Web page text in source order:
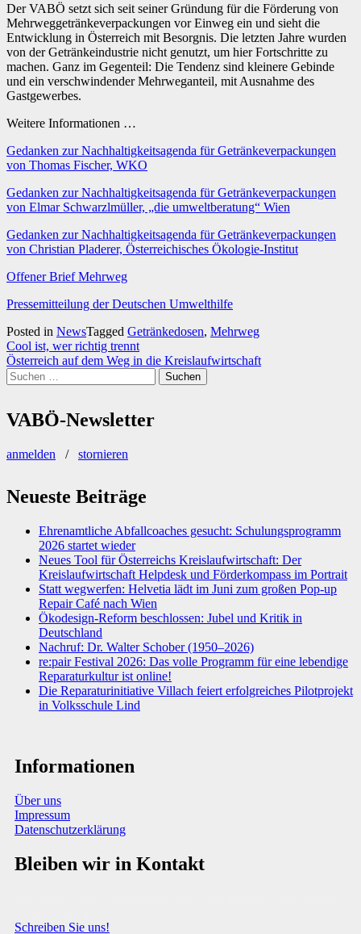
Der VABÖ setzt sich seit seiner Gründung für die Förderung von
Mehrweggetränkeverpackungen vor Einweg ein und sieht die
Entwicklung in Österreich mit Besorgnis. Die letzten Jahre wurden
von der Getränkeindustrie nicht genutzt, um hier Fortschritte zu
machen. Ganz im Gegenteil: Die Tendenz sind kleinere Gebinde
und ein verschwindender Mehrweganteil, mit Ausnahme des
Gastgewerbes.
Weitere Informationen …
Gedanken zur Nachhaltigkeitsagenda für Getränkeverpackungen
von Thomas Fischer, WKO
Gedanken zur Nachhaltigkeitsagenda für Getränkeverpackungen
von Elmar Schwarzlmüller, „die umweltberatung“ Wien
Gedanken zur Nachhaltigkeitsagenda für Getränkeverpackungen
von Christian Pladerer, Österreichisches Ökologie-Institut
Offener Brief Mehrweg
Pressemitteilung der Deutschen Umwelthilfe
Posted in NewsTagged Getränkedosen, Mehrweg
Beitragsnavigation
Cool ist, wer richtig trennt
Österreich auf dem Weg in die Kreislaufwirtschaft
Suchen
nach:
VABÖ-Newsletter
anmelden / stornieren
Neueste Beiträge
Ehrenamtliche Abfallcoaches gesucht: Schulungsprogramm
2026 startet wieder
Neues Tool für Österreichs Kreislaufwirtschaft: Der
Kreislaufwirtschaft Helpdesk und Förderkompass im Portrait
Statt wegwerfen: Helvetia lädt im Juni zum großen Pop-up
Repair Café nach Wien
Ökodesign-Reform beschlossen: Jubel und Kritik in
Deutschland
Nachruf: Dr. Walter Schober (1950–2026)
re:pair Festival 2026: Das volle Programm für eine lebendige
Reparaturkultur ist online!
Die Reparaturinitiative Villach feiert erfolgreiches Pilotprojekt
in Volksschule Lind
Informationen
Über uns
Impressum
Datenschutzerklärung
Bleiben wir in Kontakt
Schreiben Sie uns!